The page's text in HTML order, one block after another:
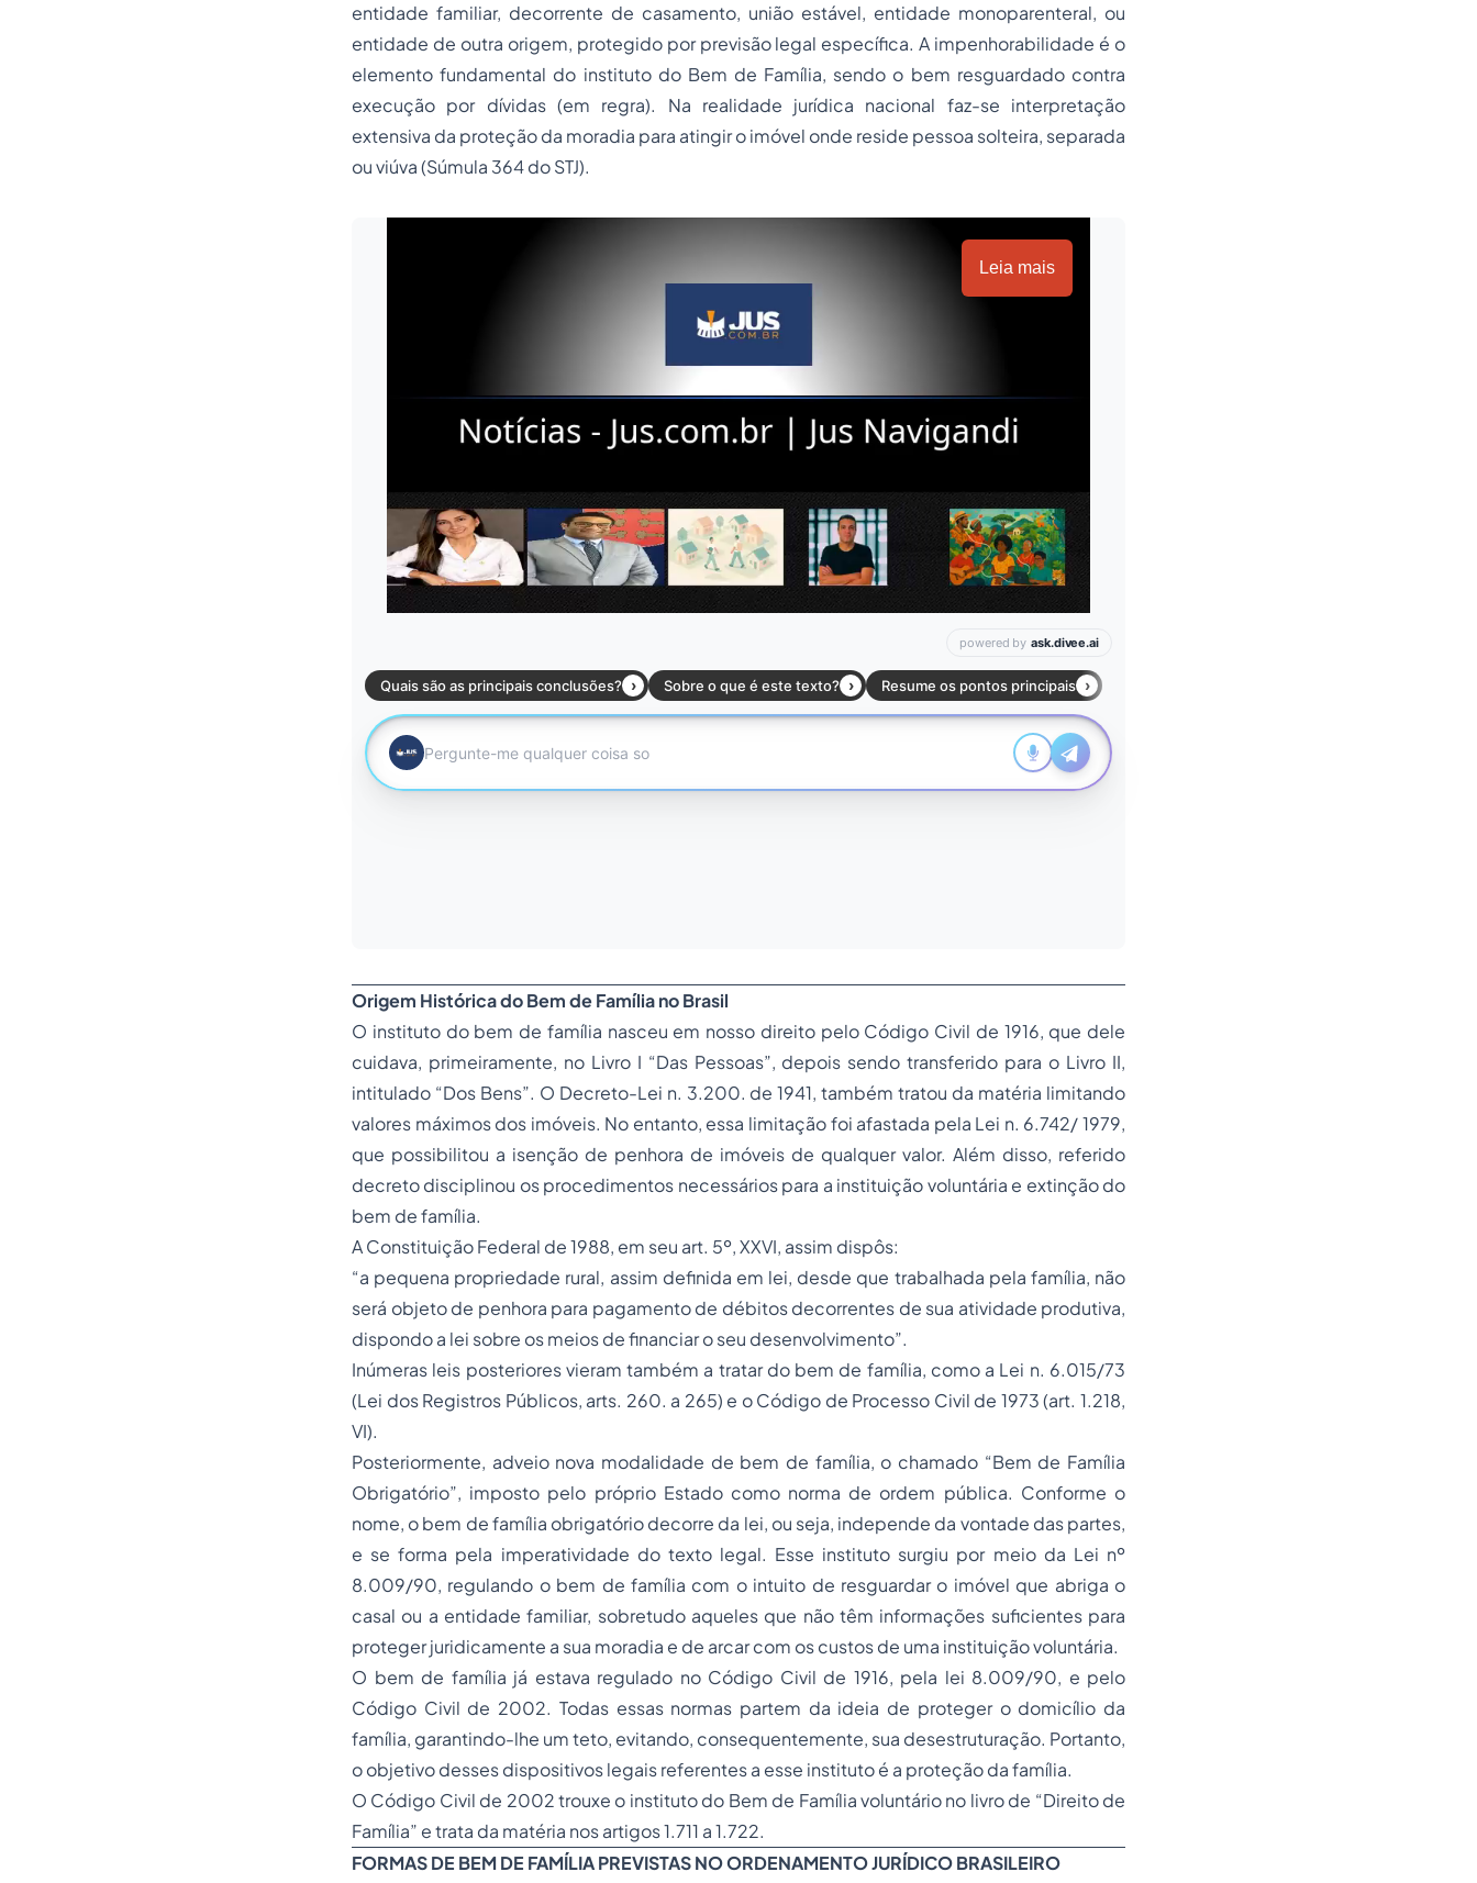
entidade familiar, decorrente de casamento, união estável, entidade monoparenteral, ou
entidade de outra origem, protegido por previsão legal específica. A impenhorabilidade é o
elemento fundamental do instituto do Bem de Família, sendo o bem resguardado contra
execução por dívidas (em regra). Na realidade jurídica nacional faz-se interpretação
extensiva da proteção da moradia para atingir o imóvel onde reside pessoa solteira, separada
ou viúva (Súmula 364 do STJ).
Leia mais
Origem Histórica do Bem de Família no Brasil
O instituto do bem de família nasceu em nosso direito pelo Código Civil de 1916, que dele
cuidava, primeiramente, no Livro I “Das Pessoas”, depois sendo transferido para o Livro II,
intitulado “Dos Bens”. O Decreto-Lei n. 3.200. de 1941, também tratou da matéria limitando
valores máximos dos imóveis. No entanto, essa limitação foi afastada pela Lei n. 6.742/ 1979,
que possibilitou a isenção de penhora de imóveis de qualquer valor. Além disso, referido
decreto disciplinou os procedimentos necessários para a instituição voluntária e extinção do
bem de família.
A Constituição Federal de 1988, em seu art. 5º, XXVI, assim dispôs:
“a pequena propriedade rural, assim definida em lei, desde que trabalhada pela família, não
será objeto de penhora para pagamento de débitos decorrentes de sua atividade produtiva,
dispondo a lei sobre os meios de financiar o seu desenvolvimento”.
Inúmeras leis posteriores vieram também a tratar do bem de família, como a Lei n. 6.015/73
(Lei dos Registros Públicos, arts. 260. a 265) e o Código de Processo Civil de 1973 (art. 1.218,
VI).
Posteriormente, adveio nova modalidade de bem de família, o chamado “Bem de Família
Obrigatório”, imposto pelo próprio Estado como norma de ordem pública. Conforme o
nome, o bem de família obrigatório decorre da lei, ou seja, independe da vontade das partes,
e se forma pela imperatividade do texto legal. Esse instituto surgiu por meio da Lei nº
8.009/90, regulando o bem de família com o intuito de resguardar o imóvel que abriga o
casal ou a entidade familiar, sobretudo aqueles que não têm informações suficientes para
proteger juridicamente a sua moradia e de arcar com os custos de uma instituição voluntária.
O bem de família já estava regulado no Código Civil de 1916, pela lei 8.009/90, e pelo
Código Civil de 2002. Todas essas normas partem da ideia de proteger o domicílio da
família, garantindo-lhe um teto, evitando, consequentemente, sua desestruturação. Portanto,
o objetivo desses dispositivos legais referentes a esse instituto é a proteção da família.
O Código Civil de 2002 trouxe o instituto do Bem de Família voluntário no livro de “Direito de
Família” e trata da matéria nos artigos 1.711 a 1.722.
FORMAS DE BEM DE FAMÍLIA PREVISTAS NO ORDENAMENTO JURÍDICO BRASILEIRO